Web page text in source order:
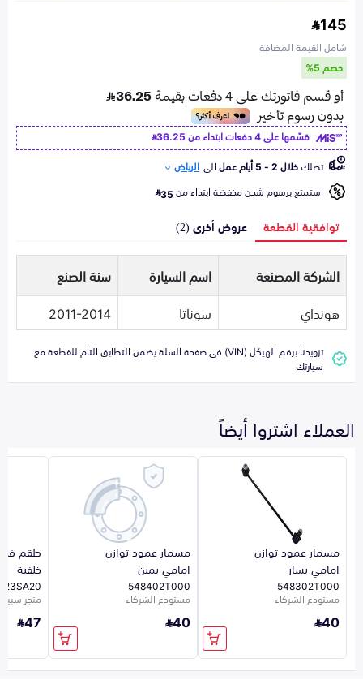
145
شامل القيمة المضافة
خصم 5%
قسّمها على 4 دفعات ابتداء من
36.25
تصلكخلال 2 - 5 أيام عمل الى الرياض
استمتع برسوم شحن مخفضة ابتداء من35
توافقية القطعة عروض أخرى (2)
الشركة المصنعة اسم السيارة
سنة الصنع
هونداي
سوناتا 2011-2014
تزويدنا برقم الهيكل (VIN) في صفحة السلة يضمن التطابق التام للقطعة مع
سيارتك
العملاء اشتروا أيضاً
مسمار عمود توازن
امامي يسار
548302T000
مستودع الشركاء
40
مسمار عمود توازن
امامي يمين
548402T000
مستودع الشركاء
40
طقم
خلفية
متجر سبيرو
47